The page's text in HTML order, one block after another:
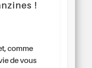
!
comme
de vous